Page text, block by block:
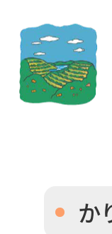
か